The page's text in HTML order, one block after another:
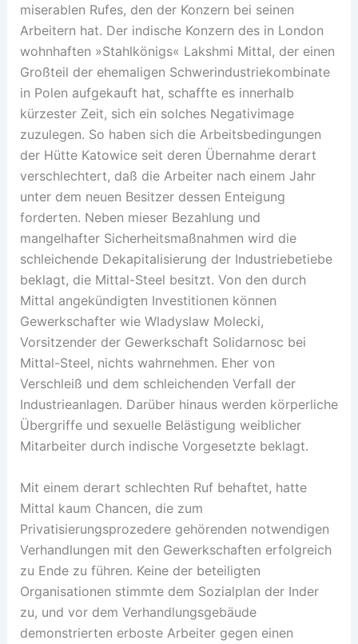
miserablen Rufes, den der Konzern bei seinen
Arbeitern hat. Der indische Konzern des in London
wohnhaften »Stahlkönigs« Lakshmi Mittal, der einen
Großteil der ehemaligen Schwerindustriekombinate
in Polen aufgekauft hat, schaffte es innerhalb
kürzester Zeit, sich ein solches Negativimage
zuzulegen. So haben sich die Arbeitsbedingungen
der Hütte Katowice seit deren Übernahme derart
verschlechtert, daß die Arbeiter nach einem Jahr
unter dem neuen Besitzer dessen Enteigung
forderten. Neben mieser Bezahlung und
mangelhafter Sicherheitsmaßnahmen wird die
schleichende Dekapitalisierung der Industriebetiebe
beklagt, die Mittal-Steel besitzt. Von den durch
Mittal angekündigten Investitionen können
Gewerkschafter wie Wladyslaw Molecki,
Vorsitzender der Gewerkschaft Solidarnosc bei
Mittal-Steel, nichts wahrnehmen. Eher von
Verschleiß und dem schleichenden Verfall der
Industrieanlagen. Darüber hinaus werden körperliche
Übergriffe und sexuelle Belästigung weiblicher
Mitarbeiter durch indische Vorgesetzte beklagt.
Mit einem derart schlechten Ruf behaftet, hatte
Mittal kaum Chancen, die zum
Privatisierungsprozedere gehörenden notwendigen
Verhandlungen mit den Gewerkschaften erfolgreich
zu Ende zu führen. Keine der beteiligten
Organisationen stimmte dem Sozialplan der Inder
zu, und vor dem Verhandlungsgebäude
demonstrierten erboste Arbeiter gegen einen